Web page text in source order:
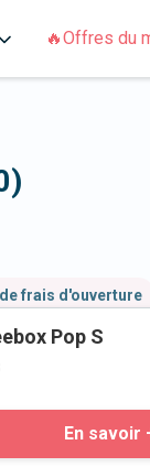
🔥Offres du
frais d'ouverture
Pop S
En savoir